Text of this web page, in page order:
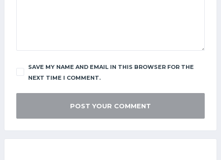
SAVE MY NAME AND EMAIL IN THIS BROWSER FOR THE
NEXT TIME I COMMENT.